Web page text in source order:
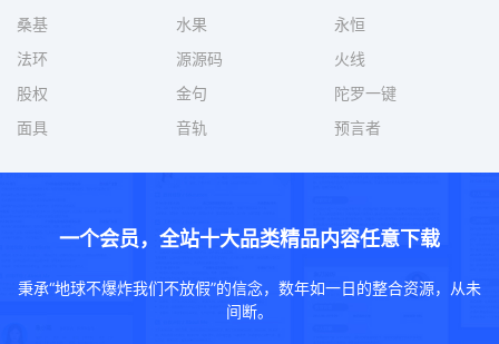
桑基
水果
永恒
法环
源源码
火线
股权
金句
陀罗一键
面具
音轨 预言者
一个会员，全站十大品类精品内容任意下载
秉承“地球不爆炸我们不放假”的信念，数年如一日的整合资源，从未
间断。